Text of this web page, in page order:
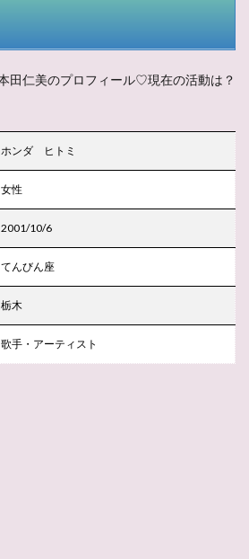
ホンダ ヒトミ
女性
2001/10/6
てんびん座
栃木
歌手・アーティスト